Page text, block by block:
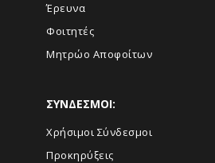
Έρευνα
Φοιτητές
Μητρώο Αποφοίτων
ΣΥΝΔΕΣΜΟΙ:
Χρήσιμοι Σύνδεσμοι
Προκηρύξεις